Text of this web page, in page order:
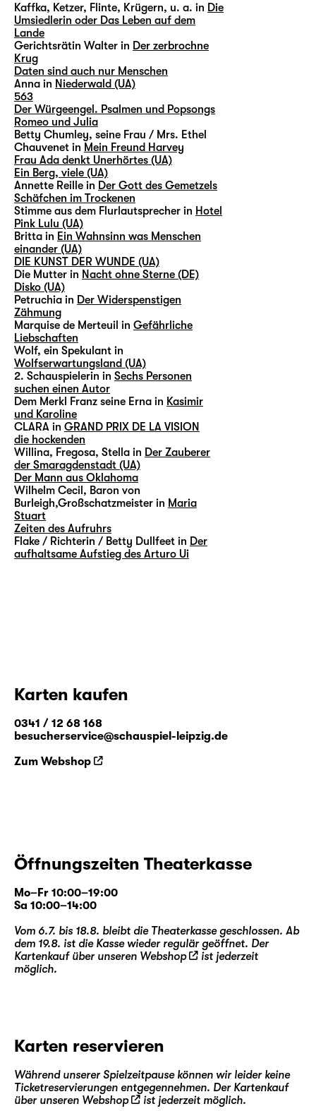
Kaffka, Ketzer, Flinte, Krügern, u. a. in Die
Umsiedlerin oder Das Leben auf dem
Lande
Gerichtsrätin Walter in Der zerbrochne
Krug
Daten sind auch nur Menschen
Anna in Niederwald (UA)
563
Der Würgeengel. Psalmen und Popsongs
Romeo und Julia
Betty Chumley, seine Frau / Mrs. Ethel
Chauvenet in Mein Freund Harvey
Frau Ada denkt Unerhörtes (UA)
Ein Berg, viele (UA)
Annette Reille in Der Gott des Gemetzels
Schäfchen im Trockenen
Stimme aus dem Flurlautsprecher in Hotel
Pink Lulu (UA)
Britta in Ein Wahnsinn was Menschen
einander (UA)
DIE KUNST DER WUNDE (UA)
Die Mutter in Nacht ohne Sterne (DE)
Disko (UA)
Petruchia in Der Widerspenstigen
Zähmung
Marquise de Merteuil in Gefährliche
Liebschaften
Wolf, ein Spekulant in
Wolfserwartungsland (UA)
2. Schauspielerin in Sechs Personen
suchen einen Autor
Dem Merkl Franz seine Erna in Kasimir
und Karoline
CLARA in GRAND PRIX DE LA VISION
die hockenden
Willina, Fregosa, Stella in Der Zauberer
der Smaragdenstadt (UA)
Der Mann aus Oklahoma
Wilhelm Cecil, Baron von
Burleigh,Großschatzmeister in Maria
Stuart
Zeiten des Aufruhrs
Flake / Richterin / Betty Dullfeet in Der
aufhaltsame Aufstieg des Arturo Ui
Karten kaufen
0341 / 12 68 168
besucherservice@schauspiel-leipzig.de
Zum Webshop
Öffnungszeiten Theaterkasse
Mo–Fr 10:00–19:00
Sa 10:00–14:00
Vom 6.7. bis 18.8. bleibt die Theaterkasse geschlossen. Ab
dem 19.8. ist die Kasse wieder regulär geöffnet. Der
Kartenkauf über unseren Webshop
ist jederzeit
möglich.
Karten reservieren
Während unserer Spielzeitpause können wir leider keine
Ticketreservierungen entgegennehmen. Der Kartenkauf
über unseren Webshop ist jederzeit möglich.